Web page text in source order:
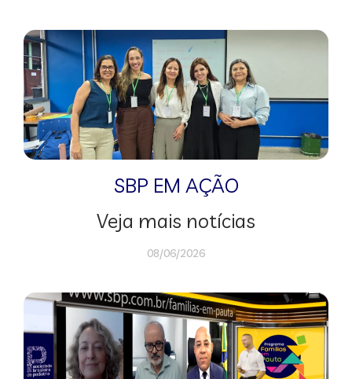
SBP EM AÇÃO
Veja mais notícias
08/06/2026